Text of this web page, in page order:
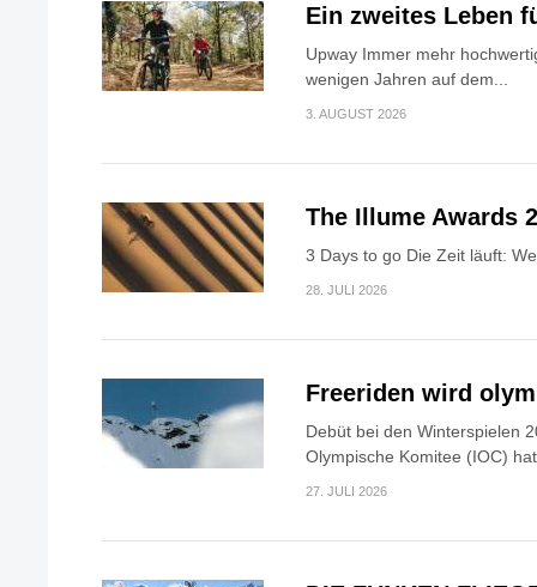
Ein zweites Leben
Upway Immer mehr
wenigen Jahren auf dem...
3. AUGUST 2026
The Illume Awards
3 Days to go Die Zeit läuft:
28. JULI 2026
Freeriden wird
Debüt bei den Winterspielen
Olympische Komitee (IOC)
27. JULI 2026